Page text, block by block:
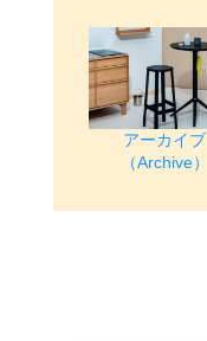
アーカイブ
（Archive）